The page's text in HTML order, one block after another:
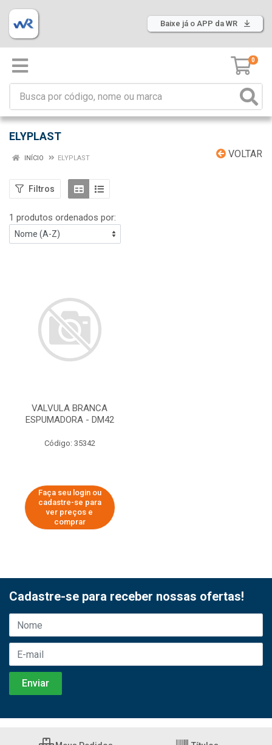
Baixe já o APP da WR
0
ELYPLAST
VOLTAR
INÍCIO ELYPLAST
Filtros
1 produtos ordenados por:
VALVULA BRANCA
ESPUMADORA - DM42
Código: 35342
Faça seu login ou
cadastre-se para
ver preços e
comprar
Cadastre-se para receber nossas ofertas!